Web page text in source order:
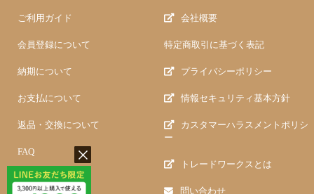
ご利用ガイド
会員登録について
納期について
お支払について
返品・交換について
FAQ
会社概要
特定商取引に基づく表記
プライバシーポリシー
情報セキュリティ基本方針
カスタマーハラスメントポリシ
ー
トレードワークスとは
問い合わせ